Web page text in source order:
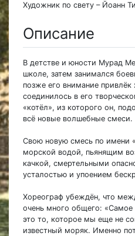
Художник по свету – Йоанн
Описание
В детстве и юности Мурад
школе, затем занимался
позже его внимание привлёк
соединилось в его
«котёл», из которого он,
всё новые волшебные смеси.
Свою новую смесь по имени
морской водой, пьянящим
качкой, смертельными
усталостью и упоением
Хореограф убеждён, что
очень много общего: «Самое
это то, которое мы еще не
известный моряк. Именно